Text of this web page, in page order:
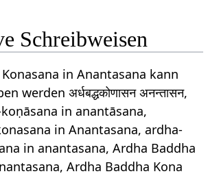
Schreibweisen
in Anantasana kann
werden अर्धबद्धकोणासन अनन्तासन,
in anantāsana,
in Anantasana, ardha-
in anantasana, Ardha Baddha
Ardha Baddha Kona